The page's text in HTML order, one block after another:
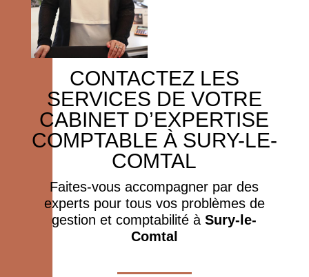
CONTACTEZ LES
SERVICES DE VOTRE
CABINET D’EXPERTISE
COMPTABLE À SURY-LE-
COMTAL
Faites-vous accompagner par des
experts pour tous vos problèmes de
gestion et comptabilité àSury-le-
Comtal